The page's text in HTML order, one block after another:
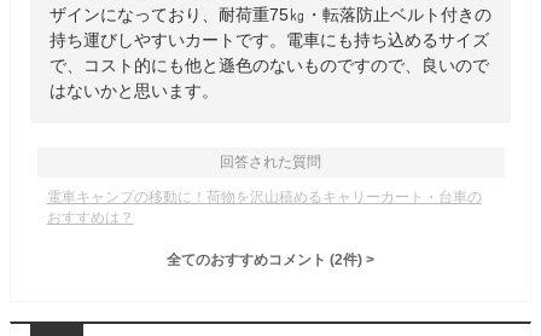
ザインになっており、耐荷重75㎏・転落防止ベルト付きの
持ち運びしやすいカートです。電車にも持ち込めるサイズ
で、コスト的にも他と遜色のないものですので、良いので
はないかと思います。
回答された質問
電車キャンプの移動に！荷物を沢山積めるキャリーカート・台車の
おすすめは？
全てのおすすめコメント (2件) >